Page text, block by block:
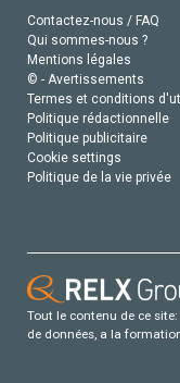
Contactez-nous / FAQ
Qui sommes-nous ?
Mentions légales
© - Avertissements
Termes et conditions
Politique rédactionnelle
Politique publicitaire
Cookie settings
Politique de la vie privée
Tout le contenu de ce
de données, a la